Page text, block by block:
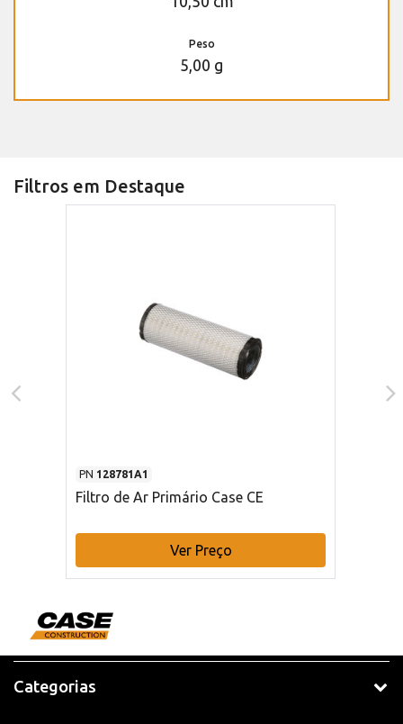
Peso
5,00 g
Filtros em Destaque
PN 128781A1
Filtro de Ar Primário Case CE
Ver Preço
Categorias